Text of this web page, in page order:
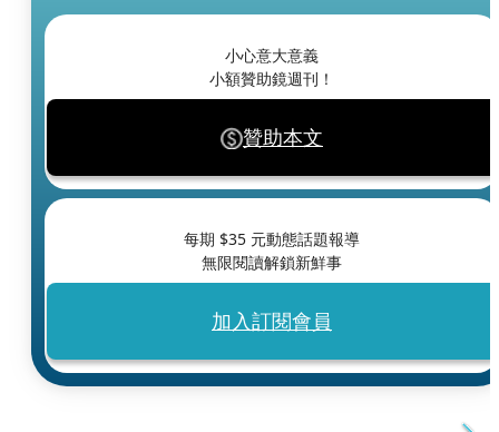
小心意大意義
小額贊助鏡週刊！
贊助本文
每期 $35 元動態話題報導
無限閱讀解鎖新鮮事
加入訂閱會員